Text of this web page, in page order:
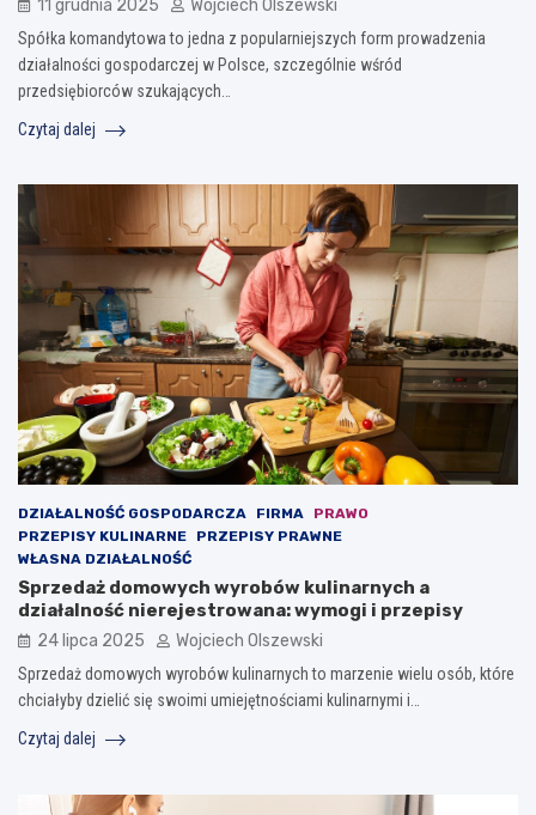
11 grudnia 2025 Wojciech Olszewski
Spółka komandytowa to jedna z popularniejszych form prowadzenia
działalności gospodarczej w Polsce, szczególnie wśród
przedsiębiorców szukających…
Czytaj dalej
DZIAŁALNOŚĆ GOSPODARCZA FIRMA
PRAWO
PRZEPISY KULINARNE
PRZEPISY PRAWNE
WŁASNA DZIAŁALNOŚĆ
Sprzedaż domowych wyrobów kulinarnych a
działalność nierejestrowana: wymogi i przepisy
24 lipca 2025 Wojciech Olszewski
Sprzedaż domowych wyrobów kulinarnych to marzenie wielu osób, które
chciałyby dzielić się swoimi umiejętnościami kulinarnymi i…
Czytaj dalej